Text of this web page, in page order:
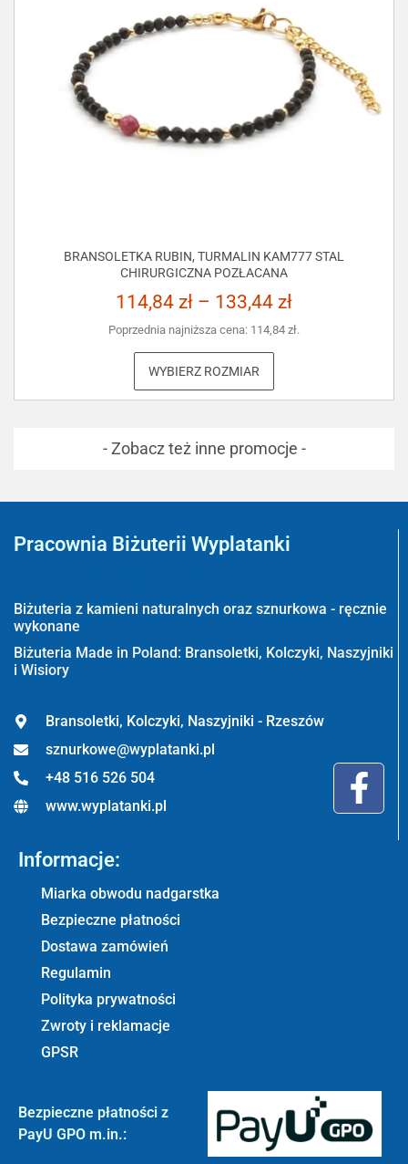
BRANSOLETKA RUBIN, TURMALIN KAM777 STAL
CHIRURGICZNA POZŁACANA
114,84 zł – 133,44 zł
Poprzednia najniższa cena: 114,84 zł.
WYBIERZ ROZMIAR
- Zobacz też inne promocje -
Pracownia Biżuterii Wyplatanki
Biżuteria z kamieni naturalnych oraz sznurkowa - ręcznie
wykonane
Biżuteria Made in Poland: Bransoletki, Kolczyki, Naszyjniki
i Wisiory
Bransoletki, Kolczyki, Naszyjniki - Rzeszów
sznurkowe@wyplatanki.pl
+48 516 526 504
www.wyplatanki.pl
Informacje:
Miarka obwodu nadgarstka
Bezpieczne płatności
Dostawa zamówień
Regulamin
Polityka prywatności
Zwroty i reklamacje
GPSR
Bezpieczne płatności z
PayU GPO m.in.: